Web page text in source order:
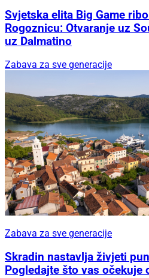
Svjetska elita Big Game
Rogoznicu: Otvaranje uz
uz Dalmatino
Zabava za sve generacije
Zabava za sve generacije
Skradin nastavlja živjeti
Pogledajte što vas očekuje